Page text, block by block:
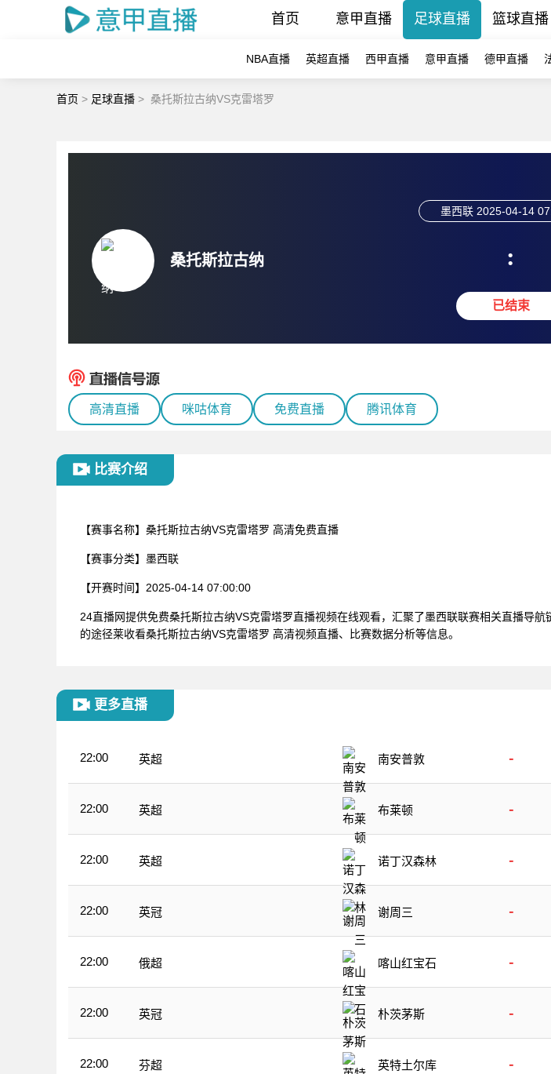
首页 意甲直播 足球直播 篮球直播
NBA直播 英超直播 西甲直播 意甲直播 德甲直播
首页 > 足球直播 > 桑托斯拉古纳VS克雷塔罗
桑托斯拉古纳
墨西联 2025-04-14
:
已结束
高清直播 咪咕体育 免费直播 腾讯体育
比赛介绍
【赛事名称】 桑托斯拉古纳VS克雷塔罗 高清免费直播
【赛事分类】 墨西联
【开赛时间】 2025-04-14 07:00:00
24直播网提供免费桑托斯拉古纳VS克雷塔罗直播视频在线观看，汇聚了墨西联联赛相关直播导
的途径莱收看桑托斯拉古纳VS克雷塔罗 高清视频直播、比赛数据分析等信息。
更多直播
22:00 英超 南安普敦 -
22:00 英超 布莱顿 -
22:00 英超 诺丁汉森林 -
22:00 英冠 谢周三 -
22:00 俄超 喀山红宝石 -
22:00 英冠 朴茨茅斯 -
22:00 芬超 英特土尔库 -